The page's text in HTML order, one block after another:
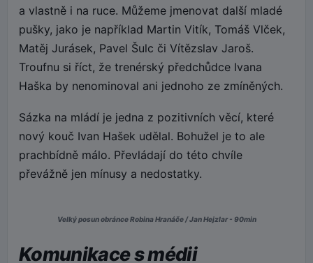
a vlastně i na ruce. Můžeme jmenovat další mladé
pušky, jako je například Martin Vitík, Tomáš Vlček,
Matěj Jurásek, Pavel Šulc či Vítězslav Jaroš.
Troufnu si říct, že trenérský předchůdce Ivana
Haška by nenominoval ani jednoho ze zmíněných.
Sázka na mládí je jedna z pozitivních věcí, které
nový kouč Ivan Hašek udělal. Bohužel je to ale
prachbídně málo. Převládají do této chvíle
převážně jen mínusy a nedostatky.
Velký posun obránce Robina Hranáče / Jan Hejzlar - 90min
Komunikace s médii